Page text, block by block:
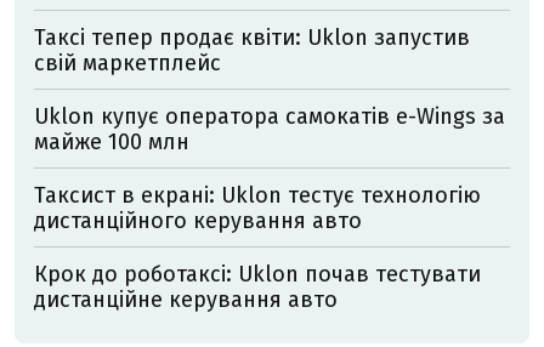
Таксі тепер продає квіти: Uklon запустив
свій маркетплейс
Uklon купує оператора самокатів e-Wings за
майже 100 млн
Таксист в екрані: Uklon тестує технологію
дистанційного керування авто
Крок до роботаксі: Uklon почав тестувати
дистанційне керування авто